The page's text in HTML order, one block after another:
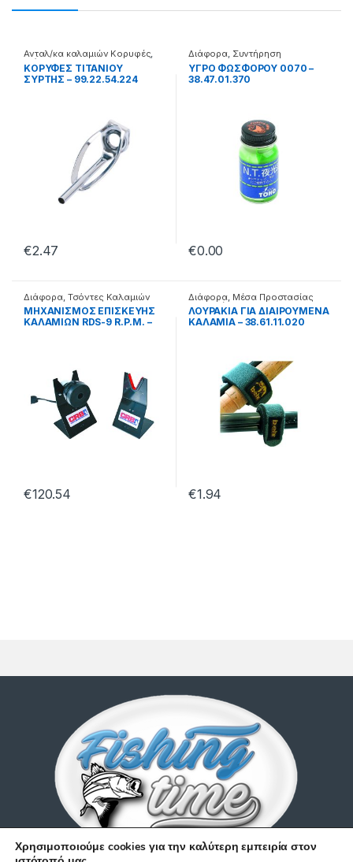
Ανταλ/κα καλαμιών Κορυφές,
Διάφορα
ΚΟΡΥΦΕΣ ΤΙΤΑΝΙΟΥ
ΣΥΡΤΗΣ – 99.22.54.224
€2.47
Διάφορα, Συντήρηση
ΥΓΡΟ ΦΩΣΦΟΡΟΥ 0070 –
38.47.01.370
€0.00
Διάφορα Τσόντες Καλαμιών
ΜΗΧΑΝΙΣΜΟΣ ΕΠΙΣΚΕΥΗΣ
ΚΑΛΑΜΙΩΝ RDS-9 R.P.M. –
€120.54
Διάφορα Μέσα Προστασίας
Καλαμιών
ΛΟΥΡΑΚΙΑ ΓΙΑ ΔΙΑΙΡΟΥΜΕΝΑ
ΚΑΛΑΜΙΑ – 38.61.11.020
€1.94
Χρησιμοποιούμε cookies για την καλύτερη εμπειρία στον